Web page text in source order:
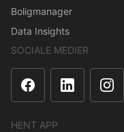
Boligmanager
Data Insights
SOCIALE MEDIER
HENT APP